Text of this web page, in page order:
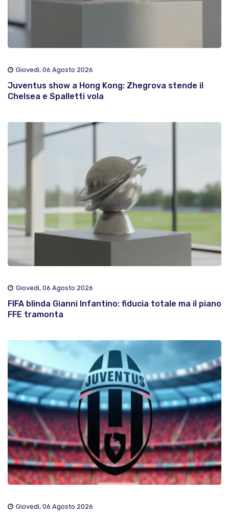
Giovedì, 06 Agosto 2026
Juventus show a Hong Kong: Zhegrova stende il
Chelsea e Spalletti vola
Giovedì, 06 Agosto 2026
FIFA blinda Gianni Infantino: fiducia totale ma il piano
FFE tramonta
Giovedì, 06 Agosto 2026